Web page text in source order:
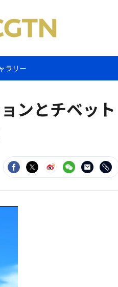
ラリー
ンとチベット